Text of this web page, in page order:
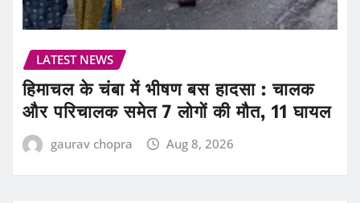
LATEST NEWS
हिमाचल के चंबा में भीषण बस हादसा : चालक
और परिचालक समेत 7 लोगों की मौत, 11 घायल
gaurav chopra Aug 8, 2026